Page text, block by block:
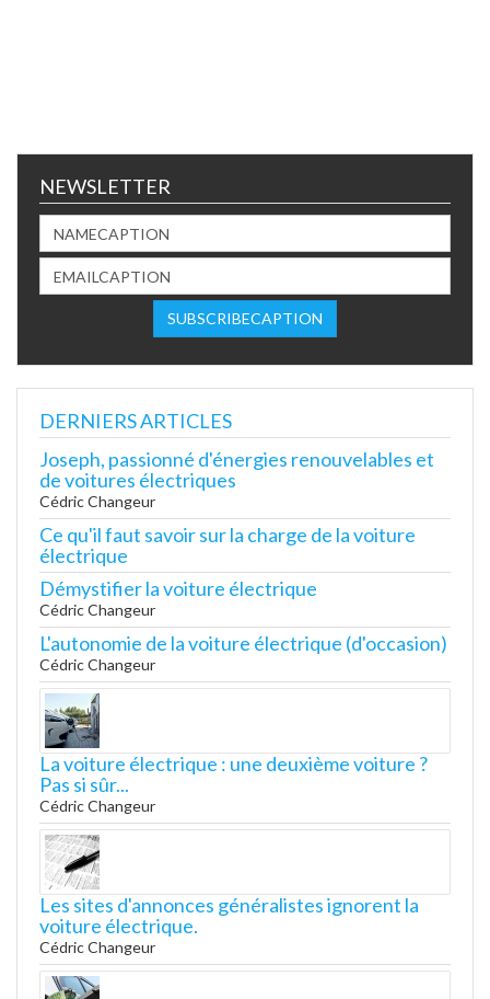
NEWSLETTER
DERNIERS ARTICLES
Joseph, passionné d'énergies renouvelables et
de voitures électriques
Cédric Changeur
Ce qu'il faut savoir sur la charge de la voiture
électrique
Démystifier la voiture électrique
Cédric Changeur
L'autonomie de la voiture électrique (d'occasion)
Cédric Changeur
La voiture électrique : une deuxième voiture ?
Pas si sûr...
Cédric Changeur
Les sites d'annonces généralistes ignorent la
voiture électrique.
Cédric Changeur